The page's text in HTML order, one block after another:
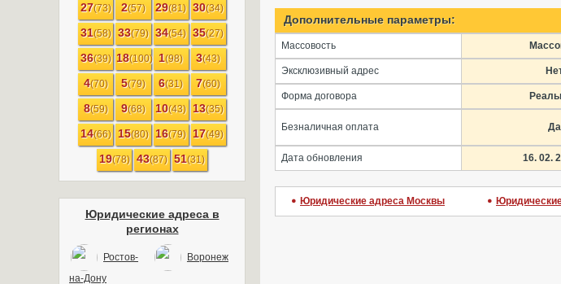
27(73) 2(57) 29(81) 30(34)
31(58) 33(79) 34(54) 35(27)
36(39) 18(100) 1(98) 3(43)
4(70) 5(79) 6(31) 7(60)
8(59) 9(68) 10(43) 13(35)
14(66) 15(80) 16(79) 17(49)
19(78) 43(87) 51(31)
Юридические адреса в
регионах
Ростов-
на-Дону
Воронеж
Дополнительные параметры:
Массовость
Эксклюзивный адрес
Форма договора
Безналичная оплата Да
Дата обновления 16. 02.
Юридические адреса Москвы